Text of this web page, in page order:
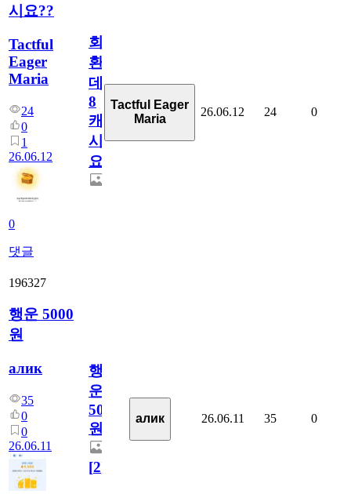
시요??
Tactful
Eager
Maria
24
0
1
26.06.12
0
댓글
회
환
데
8
캐
시
요??
Tactful Eager
Maria
26.06.12 24 0
196327
행운 5000
원
алик
35
0
0
26.06.11
행
운
5000
원
[2]
алик 26.06.11 35 0